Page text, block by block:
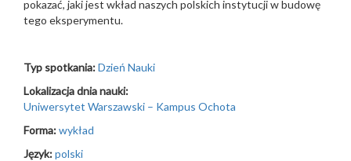
pokazać, jaki jest wkład naszych polskich instytucji w budowę
tego eksperymentu.
Typ spotkania:Dzień Nauki
Lokalizacja dnia nauki:
Uniwersytet Warszawski – Kampus Ochota
Forma:wykład
Język:polski